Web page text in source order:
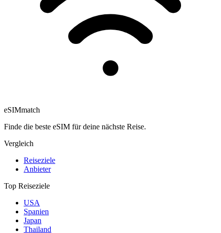
eSIMmatch
Finde die beste eSIM für deine nächste Reise.
Vergleich
Reiseziele
Anbieter
Top Reiseziele
USA
Spanien
Japan
Thailand